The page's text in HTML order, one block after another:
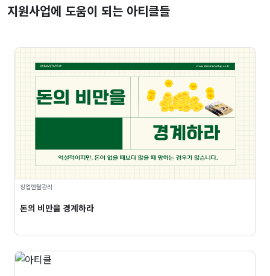
지원사업에 도움이 되는 아티클들
창업멘탈관리
돈의 비만을 경계하라